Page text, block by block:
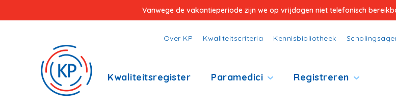
en
Vanwege de vakantieperiode zijn we op vrijdagen niet telefonisch
Top
menu
Over KP Kwaliteitscriteria Kennisbibliotheek
Hoofdnavigatie
Kwaliteitsregister Paramedici Registreren